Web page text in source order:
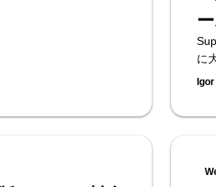
に
と
り
デ